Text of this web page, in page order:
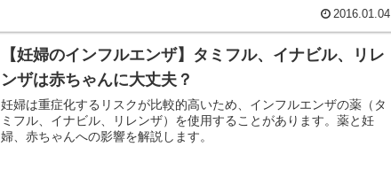
2016.01.04
【妊婦のインフルエンザ】タミフル、イナビル、リレ
ンザは赤ちゃんに大丈夫？
妊婦は重症化するリスクが比較的高いため、インフルエンザの薬（タ
ミフル、イナビル、リレンザ）を使用することがあります。薬と妊
婦、赤ちゃんへの影響を解説します。